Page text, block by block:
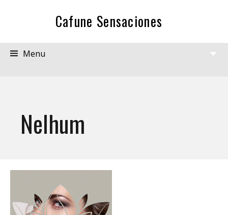
Cafune Sensaciones
Menu
Nelhum